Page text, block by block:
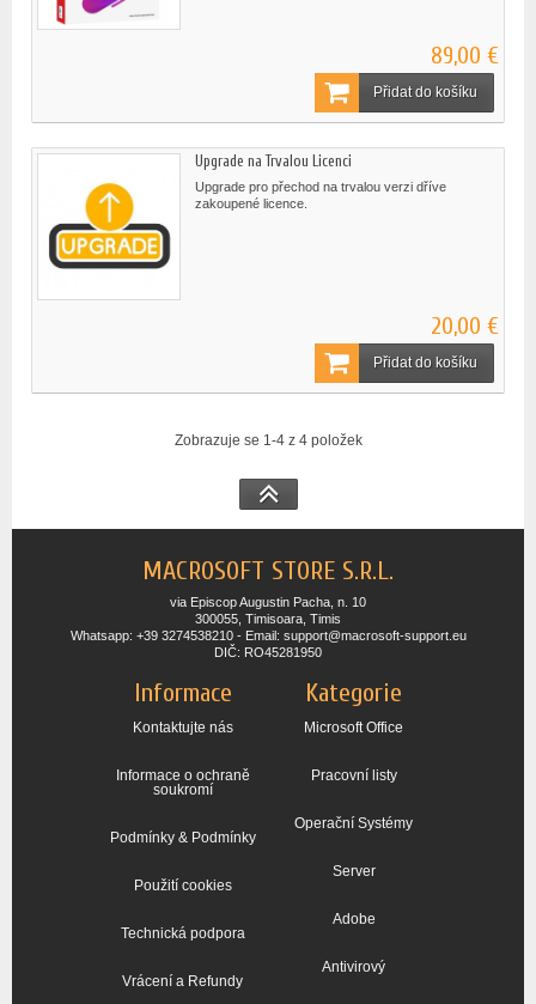
89,00 €
Přidat do košíku
Upgrade na Trvalou Licenci
Upgrade pro přechod na trvalou verzi dříve
zakoupené licence.
20,00 €
Přidat do košíku
Zobrazuje se 1-4 z 4 položek
MACROSOFT STORE S.R.L.
via Episcop Augustin Pacha, n. 10
300055, Timisoara, Timis
Whatsapp: +39 3274538210 - Email: support@macrosoft-support.eu
DIČ: RO45281950
Informace
Kontaktujte nás
Informace o ochraně
soukromí
Podmínky & Podmínky
Použití cookies
Technická podpora
Vrácení a Refundy
Kategorie
Microsoft Office
Pracovní listy
Operační Systémy
Server
Adobe
Antivirový